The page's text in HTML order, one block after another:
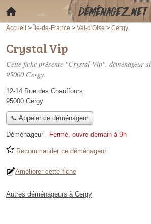
Accueil > Île-de-France > Val-d'Oise > Cergy
Crystal Vip
Cette fiche présente "Crystal Vip", déménageur
95000 Cergy.
12-14 Rue des Chauffours
95000 Cergy
📞 Appeler ce déménageur
Déménageur - Fermé, ouvre demain à 9h
Recommander ce déménageur
Améliorer cette fiche
Autres déménageurs à Cergy